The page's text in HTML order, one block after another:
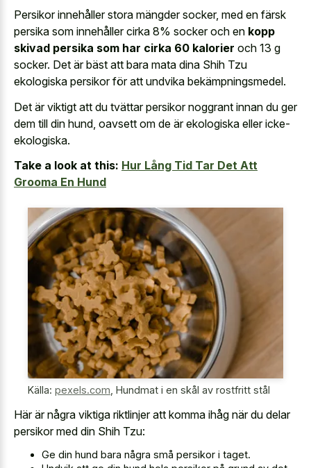
Persikor innehåller stora mängder socker, med en färsk
persika som innehåller cirka 8% socker och en kopp
skivad persika som har cirka 60 kalorier och 13 g
socker. Det är bäst att bara mata dina Shih Tzu
ekologiska persikor för att undvika bekämpningsmedel.
Det är viktigt att du tvättar persikor noggrant innan du ger
dem till din hund, oavsett om de är ekologiska eller icke-
ekologiska.
Take a look at this: Hur Lång Tid Tar Det Att
Grooma En Hund
Källa: pexels.com Hundmat i en skål av rostfritt stål
Här är några viktiga riktlinjer att komma ihåg när du delar
persikor med din Shih Tzu:
Ge din hund bara några små persikor i taget.